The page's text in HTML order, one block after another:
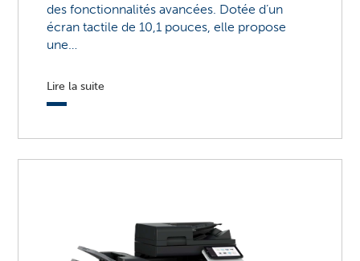
des fonctionnalités avancées. Dotée d’un
écran tactile de 10,1 pouces, elle propose
une…
Lire la suite